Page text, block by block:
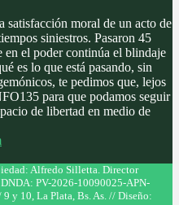
satisfacción moral de un acto de
siniestros. Pasaron 45
en el poder continúa el blindaje
es lo que está pasando, sin
te pedimos que, lejos
para que podamos seguir
de libertad en medio de
Alfredo Silletta. Director
PV-2026-10090025-APN-
y 10, La Plata, Bs. As. // Diseño: